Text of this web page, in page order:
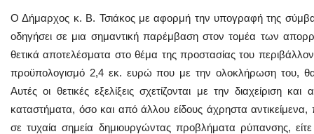
Ο Δήμαρχος κ. Β. Τσιάκος με αφορμή την υπογραφή της
οδηγήσει σε μια σημαντική παρέμβαση στον τομέα των
θετικά αποτελέσματα στο θέμα της προστασίας του
προϋπολογισμό 2,4 εκ. ευρώ που με την ολοκλήρωση του, θα
Αυτές οι θετικές εξελίξεις σχετίζονται με την διαχείριση
καταστήματα, όσο και από άλλου είδους άχρηστα αντικείμενα,
σε τυχαία σημεία δημιουργώντας προβλήματα ρύπανσης,